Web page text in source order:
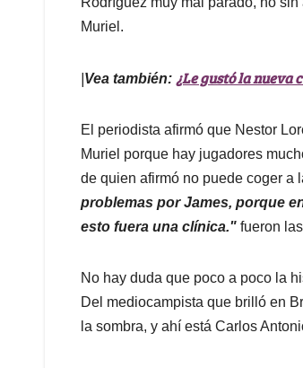
Muriel.
Vea también: ¿Le gustó la nueva
El periodista afirmó que Nestor
Muriel porque hay jugadores
de quien afirmó no puede coger a
problemas por James, porque
esto fuera una clínica." fueron
No hay duda que poco a poco la
Del mediocampista que brilló en
la sombra, y ahí está Carlos